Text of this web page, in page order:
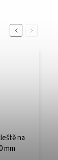
Previous
na
mm
Next